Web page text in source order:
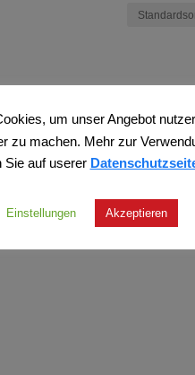
um unser Angebot
zu machen. Mehr zur
Sie auf userer
Einstellungen Akzeptieren